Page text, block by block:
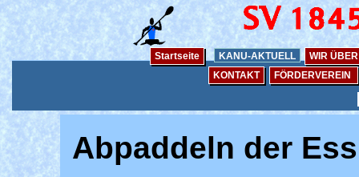
Startseite KANU-AKTUELL
WIR
KONTAKT
FÖRDERVEREIN
Abpaddeln der